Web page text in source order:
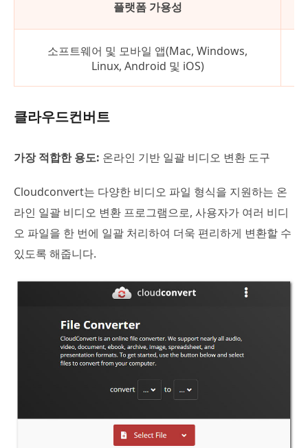
플랫폼 가용성
소프트웨어 및 모바일 앱(Mac, Windows,
Linux, Android 및 iOS)
클라우드컨버트
가장 적합한 용도: 온라인 기반 일괄 비디오 변환 도구
Cloudconvert는 다양한 비디오 파일 형식을 지원하는 온
라인 일괄 비디오 변환 프로그램으로, 사용자가 여러 비디
오 파일을 한 번에 일괄 처리하여 더욱 편리하게 변환할 수
있도록 해줍니다.